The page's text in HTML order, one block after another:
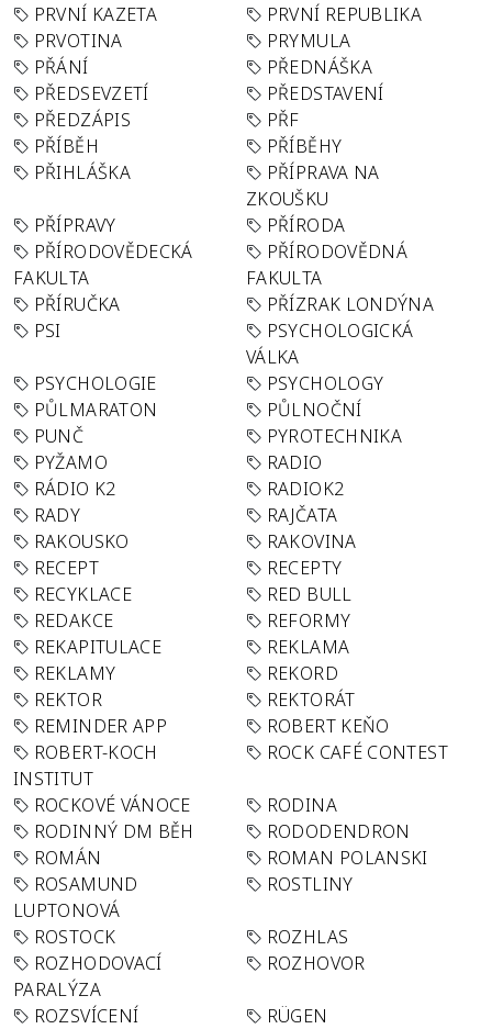
PRVNÍ KAZETA
PRVNÍ REPUBLIKA
PRVOTINA
PRYMULA
PŘÁNÍ
PŘEDNÁŠKA
PŘEDSEVZETÍ
PŘEDSTAVENÍ
PŘEDZÁPIS
PŘF
PŘÍBĚH
PŘÍBĚHY
PŘIHLÁŠKA
PŘÍPRAVA NA
ZKOUŠKU
PŘÍPRAVY
PŘÍRODA
PŘÍRODOVĚDECKÁ
FAKULTA
PŘÍRODOVĚDNÁ
FAKULTA
PŘÍRUČKA
PŘÍZRAK LONDÝNA
PSI
PSYCHOLOGICKÁ
VÁLKA
PSYCHOLOGIE
PSYCHOLOGY
PŮLMARATON
PŮLNOČNÍ
PUNČ
PYROTECHNIKA
PYŽAMO
RADIO
RÁDIO K2
RADIOK2
RADY
RAJČATA
RAKOUSKO
RAKOVINA
RECEPT
RECEPTY
RECYKLACE
RED BULL
REDAKCE
REFORMY
REKAPITULACE
REKLAMA
REKLAMY
REKORD
REKTOR
REKTORÁT
REMINDER APP
ROBERT KEŇO
ROBERT-KOCH
INSTITUT
ROCK CAFÉ CONTEST
ROCKOVÉ VÁNOCE
RODINA
RODINNÝ DM BĚH
RODODENDRON
ROMÁN
ROMAN POLANSKI
ROSAMUND
LUPTONOVÁ
ROSTLINY
ROSTOCK
ROZHLAS
ROZHODOVACÍ
PARALÝZA
ROZHOVOR
ROZSVÍCENÍ
RÜGEN